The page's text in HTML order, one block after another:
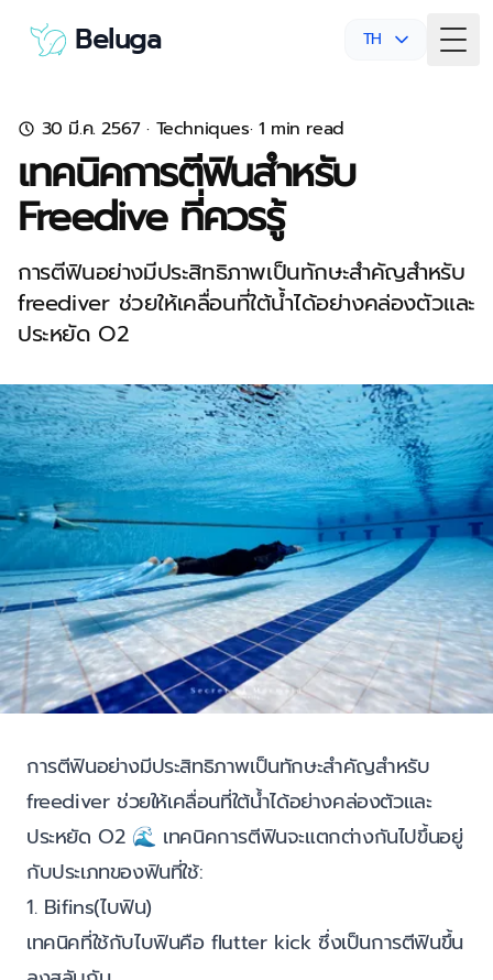
Beluga TH
30 มี.ค. 2567· Techniques· 1 min read
เทคนิคการตีฟินสำหรับ
Freedive ที่ควรรู้
การตีฟินอย่างมีประสิทธิภาพเป็นทักษะสำคัญสำหรับ
freediver ช่วยให้เคลื่อนที่ใต้น้ำได้อย่างคล่องตัวและ
ประหยัด O2
การตีฟินอย่างมีประสิทธิภาพเป็นทักษะสำคัญสำหรับ
freediver ช่วยให้เคลื่อนที่ใต้น้ำได้อย่างคล่องตัวและ
ประหยัด O2 🌊 เทคนิคการตีฟินจะแตกต่างกันไปขึ้นอยู่
กับประเภทของฟินที่ใช้:
1. Bifins(ไบฟิน)
เทคนิคที่ใช้กับไบฟินคือ flutter kick ซึ่งเป็นการตีฟินขึ้น